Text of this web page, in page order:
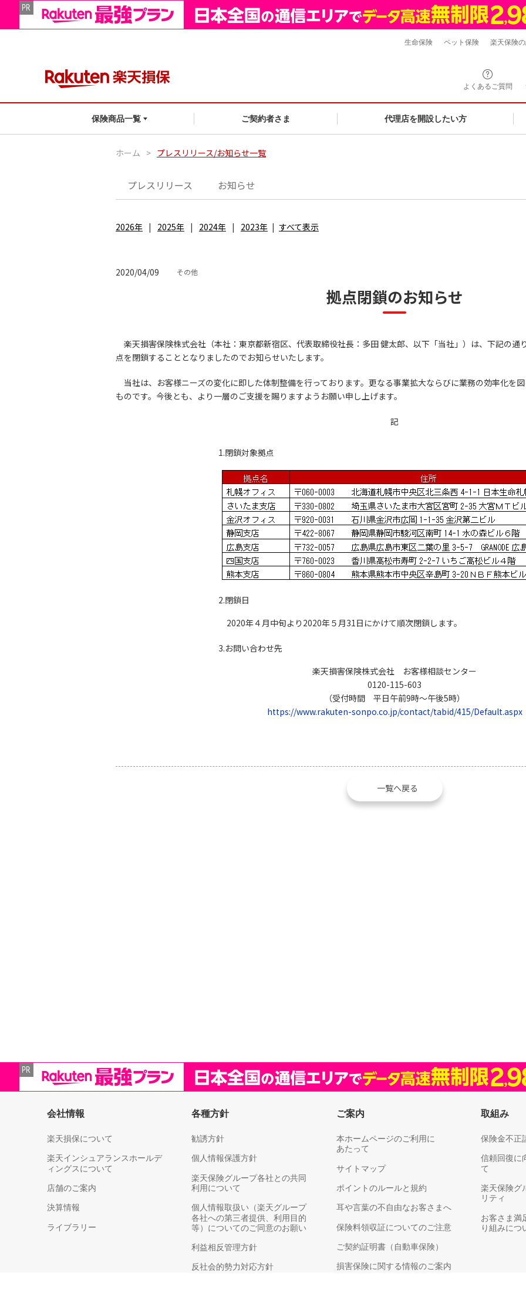
よくあるご質問
保険商品一覧 ご契約者さま 代理店を開設したい方
生命保険 ペット保険 楽天保険
ホーム > プレスリリース/お知らせ一覧
プレスリリース お知らせ
2026年 2025年 2024年 2023年 すべて表示
2020/04/09 その他
拠点閉鎖のお知らせ
楽天損害保険株式会社（本社：東京都新宿区、代表取締役社長：多田 健太郎、以下「当社」）は、下記の通
点を閉鎖することとなりましたのでお知らせいたします。
当社は、お客様ニーズの変化に即した体制整備を行っております。更なる事業拡大ならびに業務の効率化を
ものです。今後とも、より一層のご支援を賜りますようお願い申し上げます。
記
1.閉鎖対象拠点
2.閉鎖日
2020年４月中旬より2020年５月31日にかけて順次閉鎖します。
3.お問い合わせ先
楽天損害保険株式会社 お客様相談センター
0120-115-603
（受付時間 平日午前9時～午後5時）
https://www.rakuten-sonpo.co.jp/contact/tabid/415/Default.aspx
一覧へ戻る
会社情報
楽天損保について
楽天インシュアランスホールデ
ィングスについて
店舗のご案内
決算情報
ライブラリー
各種方針
勧誘方針
個人情報保護方針
楽天保険グループ各社との共同
利用について
個人情報取扱い（楽天グループ
各社への第三者提供、利用目的
等）についてのご同意のお願い
利益相反管理方針
反社会的勢力対応方針
ご案内
本ホームページのご利用に
あたって
サイトマップ
ポイントのルールと規約
耳や言葉の不自由なお客さまへ
保険料領収証についてのご注意
ご契約証明書（自動車保険）
損害保険に関する情報のご案内
取組み
保険金不正
信頼回復に
て
楽天保険グ
リティ
お客さま満
り組みにつ